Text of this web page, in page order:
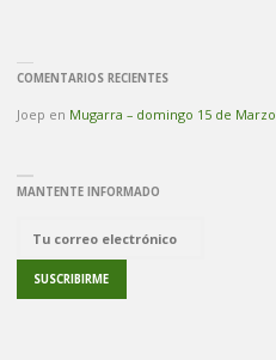
COMENTARIOS RECIENTES
Joep en Mugarra – domingo 15 de Marzo
MANTENTE INFORMADO